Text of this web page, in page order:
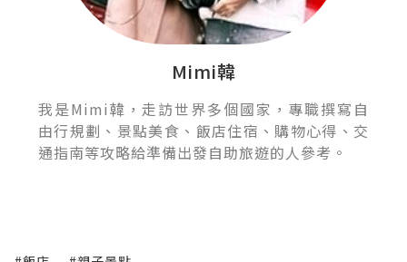
Mimi韓
我是Mimi韓，走訪世界多個國家，專職撰寫自
由行規劃、景點美食、飯店住宿、購物心得、交
通指南等攻略給準備出發自助旅遊的人參考。